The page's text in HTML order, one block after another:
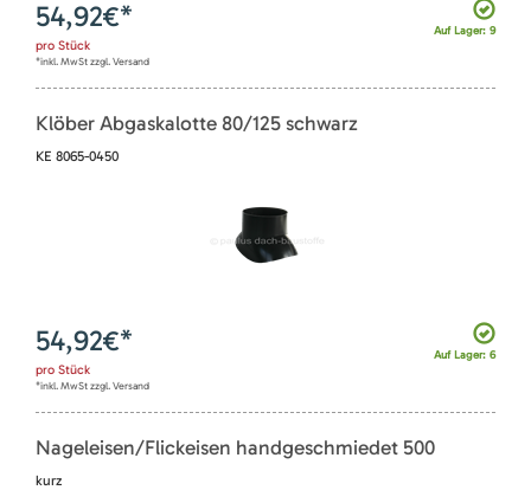
Auf Lager: 9
54,92€*
pro Stück
*inkl. MwSt zzgl. Versand
Klöber Abgaskalotte 80/125 schwarz
KE 8065-0450
Auf Lager: 6
54,92€*
pro Stück
*inkl. MwSt zzgl. Versand
Nageleisen/Flickeisen handgeschmiedet 500
kurz